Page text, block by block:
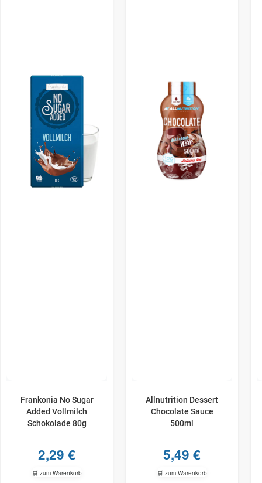
Frankonia No Sugar
Added Vollmilch
Schokolade 80g
2,29 €
🛒 zum Warenkorb
Allnutrition Dessert
Chocolate Sauce
500ml
5,49 €
🛒 zum Warenkorb